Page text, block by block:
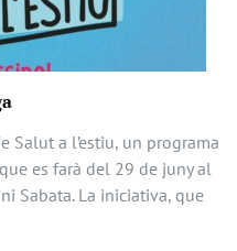
Salut a l’estiu, un programa
es farà del 29 de juny al
Sabata. La iniciativa, que